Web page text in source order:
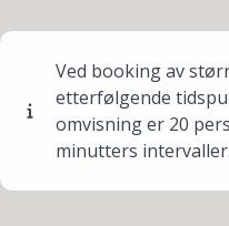
Ved booking av
etterfølgende
omvisning er 20
minutters intervaller.